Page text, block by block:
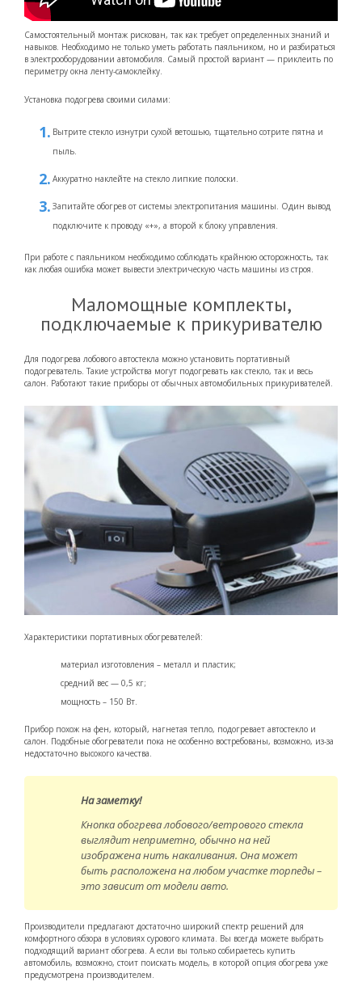
Самостоятельный монтаж рискован, так как требует определенных знаний и
навыков. Необходимо не только уметь работать паяльником, но и разбираться
в электрооборудовании автомобиля. Самый простой вариант — приклеить по
периметру окна ленту-самоклейку.
Установка подогрева своими силами:
Вытрите стекло изнутри сухой ветошью, тщательно сотрите пятна и
пыль.
Аккуратно наклейте на стекло липкие полоски.
Запитайте обогрев от системы электропитания машины. Один вывод
подключите к проводу «+», а второй к блоку управления.
При работе с паяльником необходимо соблюдать крайнюю осторожность, так
как любая ошибка может вывести электрическую часть машины из строя.
Маломощные комплекты,
подключаемые к прикуривателю
Для подогрева лобового автостекла можно установить портативный
подогреватель. Такие устройства могут подогревать как стекло, так и весь
салон. Работают такие приборы от обычных автомобильных прикуривателей.
Характеристики портативных обогревателей:
материал изготовления – металл и пластик;
средний вес — 0,5 кг;
мощность – 150 Вт.
Прибор похож на фен, который, нагнетая тепло, подогревает автостекло и
салон. Подобные обогреватели пока не особенно востребованы, возможно, из-за
недостаточно высокого качества.
На заметку!
Кнопка обогрева лобового/ветрового стекла
выглядит неприметно, обычно на ней
изображена нить накаливания. Она может
быть расположена на любом участке торпеды –
это зависит от модели авто.
Производители предлагают достаточно широкий спектр решений для
комфортного обзора в условиях сурового климата. Вы всегда можете выбрать
подходящий вариант обогрева. А если вы только собираетесь купить
автомобиль, возможно, стоит поискать модель, в которой опция обогрева уже
предусмотрена производителем.